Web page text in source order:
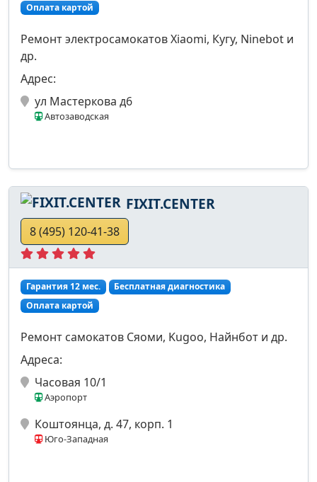
Оплата картой
Ремонт электросамокатов Xiaomi, Кугу, Ninebot и
др.
Адрес:
ул Мастеркова д6
Автозаводская
FIXIT.CENTER
8 (495) 120-41-38
Гарантия 12 мес.
Бесплатная диагностика
Оплата картой
Ремонт самокатов Сяоми, Kugoo, Найнбот и др.
Адреса:
Часовая 10/1
Аэропорт
Коштоянца, д. 47, корп. 1
Юго-Западная